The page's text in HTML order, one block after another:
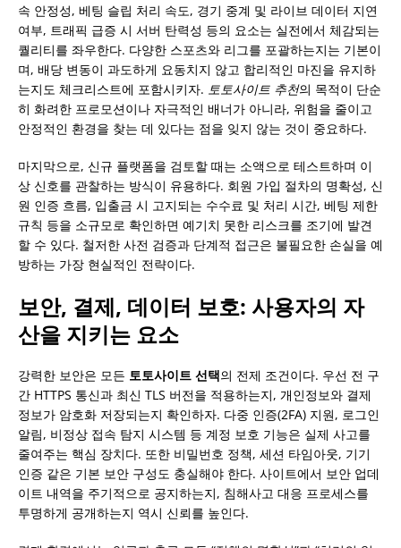
속 안정성, 베팅 슬립 처리 속도, 경기 중계 및 라이브 데이터 지연
여부, 트래픽 급증 시 서버 탄력성 등의 요소는 실전에서 체감되는
퀄리티를 좌우한다. 다양한 스포츠와 리그를 포괄하는지는 기본이
며, 배당 변동이 과도하게 요동치지 않고 합리적인 마진을 유지하
는지도 체크리스트에 포함시키자. 토토사이트 추천의 목적이 단순
히 화려한 프로모션이나 자극적인 배너가 아니라, 위험을 줄이고
안정적인 환경을 찾는 데 있다는 점을 잊지 않는 것이 중요하다.
마지막으로, 신규 플랫폼을 검토할 때는 소액으로 테스트하며 이
상 신호를 관찰하는 방식이 유용하다. 회원 가입 절차의 명확성, 신
원 인증 흐름, 입출금 시 고지되는 수수료 및 처리 시간, 베팅 제한
규칙 등을 소규모로 확인하면 예기치 못한 리스크를 조기에 발견
할 수 있다. 철저한 사전 검증과 단계적 접근은 불필요한 손실을 예
방하는 가장 현실적인 전략이다.
보안, 결제, 데이터 보호: 사용자의 자
산을 지키는 요소
강력한 보안은 모든 토토사이트 선택의 전제 조건이다. 우선 전 구
간 HTTPS 통신과 최신 TLS 버전을 적용하는지, 개인정보와 결제
정보가 암호화 저장되는지 확인하자. 다중 인증(2FA) 지원, 로그인
알림, 비정상 접속 탐지 시스템 등 계정 보호 기능은 실제 사고를
줄여주는 핵심 장치다. 또한 비밀번호 정책, 세션 타임아웃, 기기
인증 같은 기본 보안 구성도 충실해야 한다. 사이트에서 보안 업데
이트 내역을 주기적으로 공지하는지, 침해사고 대응 프로세스를
투명하게 공개하는지 역시 신뢰를 높인다.